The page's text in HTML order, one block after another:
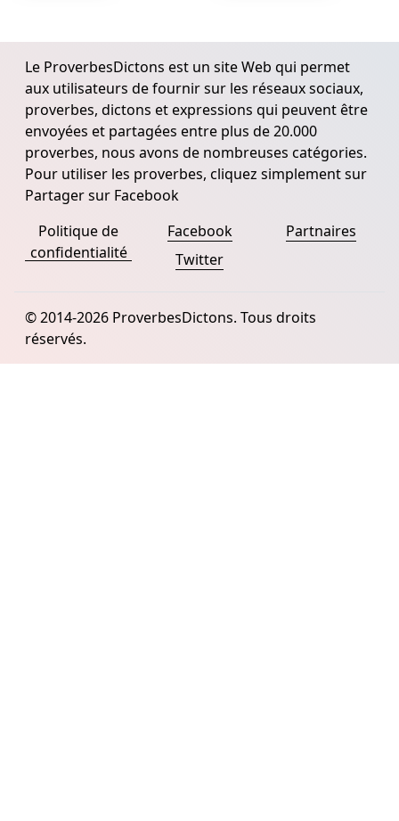
Le ProverbesDictons est un site Web qui permet
aux utilisateurs de fournir sur les réseaux sociaux,
proverbes, dictons et expressions qui peuvent être
envoyées et partagées entre plus de 20.000
proverbes, nous avons de nombreuses catégories.
Pour utiliser les proverbes, cliquez simplement sur
Partager sur Facebook
Politique de
confidentialité
Facebook
Twitter
Partnaires
© 2014-2026 ProverbesDictons. Tous droits
réservés.